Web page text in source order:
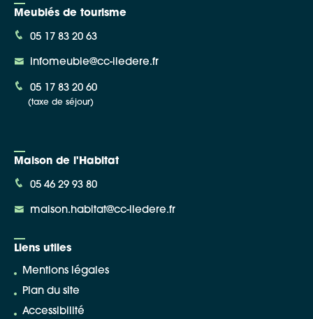
Meublés de tourisme
05 17 83 20 63
infomeuble@cc-iledere.fr
05 17 83 20 60
(taxe de séjour)
Maison de l'Habitat
05 46 29 93 80
maison.habitat@cc-iledere.fr
Liens utiles
Mentions légales
Plan du site
Accessibilité